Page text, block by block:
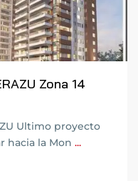
Zona 14
Ultimo proyecto
hacia la Mon ...